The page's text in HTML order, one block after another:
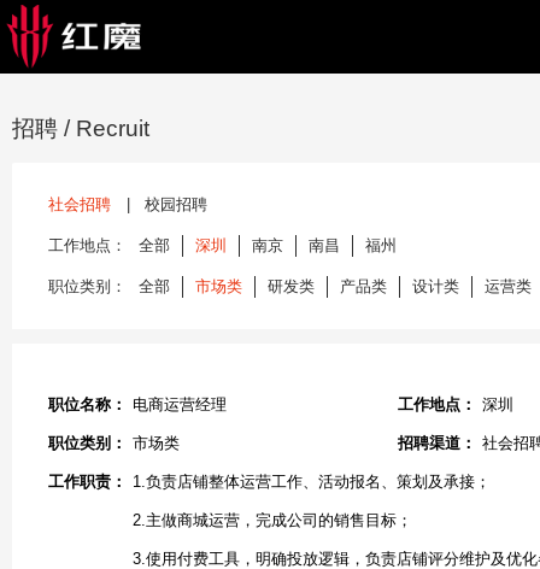
招聘 / Recruit
社会招聘 校园招聘
工作地点： 全部 深圳 南京 南昌 福州
职位类别： 全部 市场类 研发类 产品类 设计类 运营类
职位名称： 电商运营经理 工作地点： 深圳
职位类别： 市场类 招聘渠道： 社会招
工作职责： 1.负责店铺整体运营工作、活动报名、策划及承接；
2.主做商城运营，完成公司的销售目标；
3.使用付费工具，明确投放逻辑，负责店铺评分维护及优